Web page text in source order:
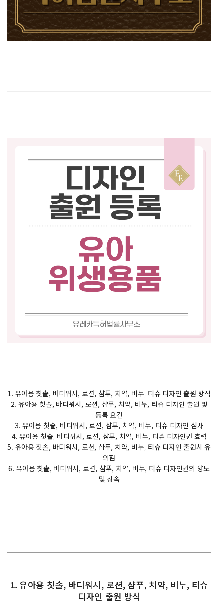
1. 유아용 칫솔, 바디워시, 로션, 샴푸, 치약, 비누, 티슈 디자인 출원 방식
2. 유아용 칫솔, 바디워시, 로션, 샴푸, 치약, 비누, 티슈 디자인 출원 및
등록 요건
3. 유아용 칫솔, 바디워시, 로션, 샴푸, 치약, 비누, 티슈 디자인 심사
4. 유아용 칫솔, 바디워시, 로션, 샴푸, 치약, 비누, 티슈 디자인권 효력
5. 유아용 칫솔, 바디워시, 로션, 샴푸, 치약, 비누, 티슈 디자인 출원시 유
의점
6. 유아용 칫솔, 바디워시, 로션, 샴푸, 치약, 비누, 티슈 디자인권의 양도
및 상속
1. 유아용 칫솔, 바디워시, 로션, 샴푸, 치약, 비누, 티슈
디자인 출원 방식